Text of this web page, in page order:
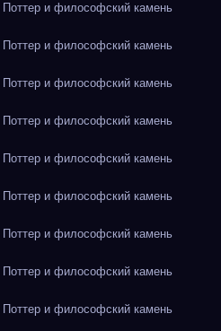
и философский камень
и философский камень
и философский камень
и философский камень
и философский камень
и философский камень
и философский камень
и философский камень
и философский камень